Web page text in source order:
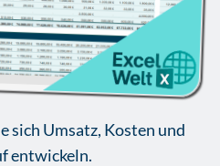
sich Umsatz, Kosten und
entwickeln.